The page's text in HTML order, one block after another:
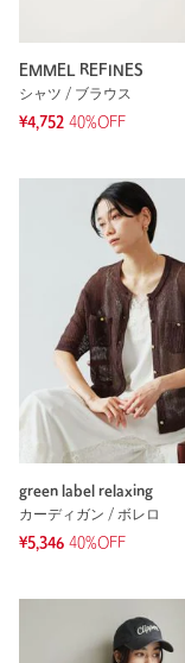
EMMEL REFINES
シャツ / ブラウス
¥4,752 40%OFF
green label relaxing
カーディガン / ボレロ
¥5,346 40%OFF